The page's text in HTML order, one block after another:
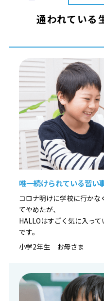
– 子ども向け視覚プログ
教科横断的な活用
– 算数の問題を解く手順
– 総合的な学習で情報整
※「コードを書いて複雑な
え方を育てる活動が中心で
当教室でもプログラミング
記の力を付けさせます。
通われている
唯一続けられている習い
コロナ明けに学校に行かな
てやめたが、
HALLOはすごく気に入っ
です。
小学2年生 お母さま